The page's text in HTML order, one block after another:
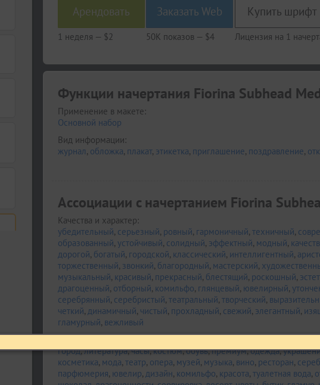
Арендовать
1 неделя — $2
Заказать Web
50K показов — $4 Лицензия на 1
Функции начертания Fiorina Subhead
Применение в макете:
Основной набор
Вид информации:
журнал, обложка, плакат, этикетка, приглашение, поздравление,
Ассоциации c начертанием Fiorina
Качества и характер:
убедительный, серьезный, ровный, гармоничный, техничный,
образованный, устойчивый, солидный, эффектный, модный,
дорогой, богатый, городской, классический, интеллигентный,
торжественный, звонкий, благородный, мастерский,
музыкальный, красивый, прекрасный, блестящий, роскошный,
драгоценный, отборный, комильфо, глянцевый, ювелирный,
серебрянный, серебристый, театральный, творческий,
четкий, динамичный, чистый, прохладный, свежий, элегантный,
гламурный, вежливый
город,литература,часы,костюм,обувь,премиум,одежда,
косметика, мода, театр, опера, музей, музыка, вино, ресторан,
парфюмерия, ювелир, дизайн, комильфо, красота, туалетная вода,